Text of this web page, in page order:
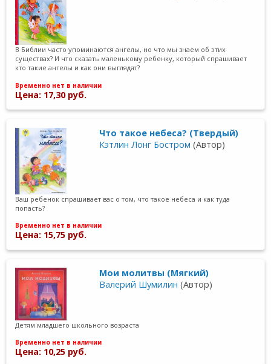
В Библии часто упоминаются ангелы, но что мы знаем об этих
существах? И что сказать маленькому ребенку, который спрашивает
кто такие ангелы и как они выглядят?
Временно нет в наличии
Цена: 17,30 руб.
Что такое небеса? (Твердый)
Кэтлин Лонг Бостром (Автор)
Ваш ребенок спрашивает вас о том, что такое небеса и как туда
попасть?
Временно нет в наличии
Цена: 15,75 руб.
Мои молитвы (Мягкий)
Валерий Шумилин (Автор)
Детям младшего школьного возраста
Временно нет в наличии
Цена: 10,25 руб.